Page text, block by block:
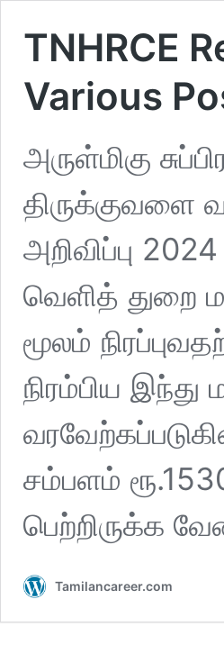
TNHRCE
Various
அருள்மிகு
திருக்குவளை
அறிவிப்பு
வெளித் துறை
மூலம்
நிரம்பிய
சம்பளம்
பெற்றிருக்க
Tamilancareer.com